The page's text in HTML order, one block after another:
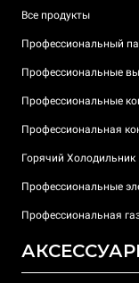
Все продукты
Профессиональный
Профессиональные
Профессиональные
Профессиональная
Горячий Холодильник
Профессиональные
Профессиональная